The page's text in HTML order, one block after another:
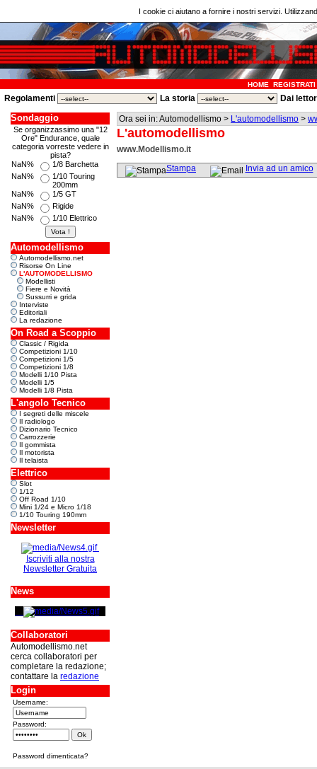
I cookie ci aiutano a fornire i nostri servizi.
HOME REGISTRATI
Regolamenti La storia Dai
Sondaggio
Se organizzassimo una "12
Ore" Endurance, quale
categoria vorreste vedere in
pista?
NaN%
1/8 Barchetta
NaN%
1/10 Touring
200mm
NaN%
1/5 GT
NaN%
Rigide
NaN%
1/10 Elettrico
Automodellismo
Automodellismo.net
Risorse On Line
L'AUTOMODELLISMO
Modellisti
Fiere e Novità
Sussurri e grida
Interviste
Editoriali
La redazione
On Road a Scoppio
Classic / Rigida
Competizioni 1/10
Competizioni 1/5
Competizioni 1/8
Modelli 1/10 Pista
Modelli 1/5
Modelli 1/8 Pista
L'angolo Tecnico
I segreti delle miscele
Il radiologo
Dizionario Tecnico
Carrozzerie
Il gommista
Il motorista
Il telaista
Elettrico
Slot
1/12
Off Road 1/10
Mini 1/24 e Micro 1/18
1/10 Touring 190mm
Newsletter
Iscriviti alla nostra
Newsletter Gratuita
News
Collaboratori
Automodellismo.net
cerca collaboratori per
completare la redazione;
contattare la redazione
Login
Username:
Password:
Password dimenticata?
Ora sei in: Automodellismo > L'automodellismo >
L'automodellismo
www.Modellismo.it
Stampa
Invia ad un amico